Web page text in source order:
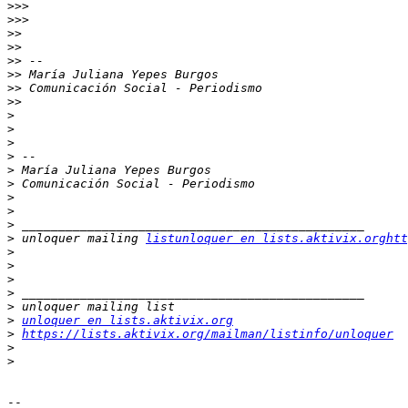
>>>
>>>
>>
>>
>>
>>
>>
>>
>
>
>
>
>
>
>
>
>
> unloquer mailing
listunloquer en
>
>
>
>
>
> unloquer en lists.aktivix.org
> https://lists.aktivix.org/mailman/listinfo/unloquer
>
>
--